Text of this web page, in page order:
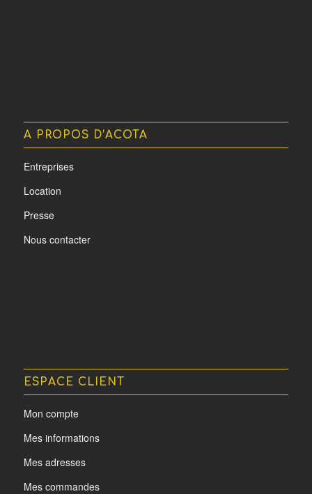
A PROPOS D’ACOTA
Entreprises
Location
Presse
Nous contacter
ESPACE CLIENT
Mon compte
Mes informations
Mes adresses
Mes commandes